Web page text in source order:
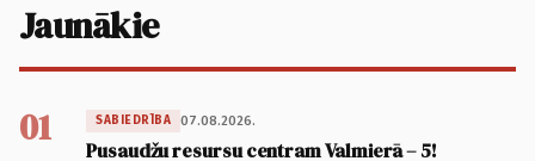
Jaunākie
01 SABIEDRĪBA 07.08.2026.
Pusaudžu resursu centram Valmierā – 5!